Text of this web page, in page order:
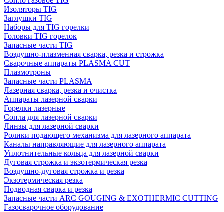
Изоляторы TIG
Заглушки TIG
Наборы для TIG горелки
Головки TIG горелок
Запасные части TIG
Воздушно-плазменная сварка, резка и строжка
Сварочные аппараты PLASMA CUT
Плазмотроны
Запасные части PLASMA
Лазерная сварка, резка и очистка
Аппараты лазерной сварки
Горелки лазерные
Сопла для лазерной сварки
Линзы для лазерной сварки
Ролики подающего механизма для лазерного аппарата
Каналы направляющие для лазерного аппарата
Уплотнительные кольца для лазерной сварки
Дуговая строжка и экзотермическая резка
Воздушно-дуговая строжка и резка
Экзотермическая резка
Подводная сварка и резка
Запасные части ARC GOUGING & EXOTHERMIC CUTTING
Газосварочное оборудование